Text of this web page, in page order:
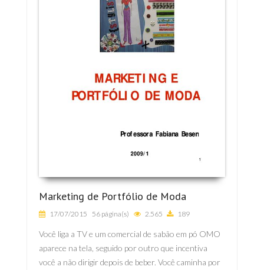
Marketing de Portfólio de Moda
17/07/2015 56 página(s) 2.565 189
Você liga a TV e um comercial de sabão em pó OMO
aparece na tela, seguido por outro que incentiva
você a não dirigir depois de beber. Você caminha por